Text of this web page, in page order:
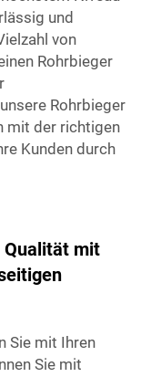
und
von
Rohrbieger
Rohrbieger
mit der richtigen
Kunden durch
Qualität mit
Sie mit Ihren
Sie mit